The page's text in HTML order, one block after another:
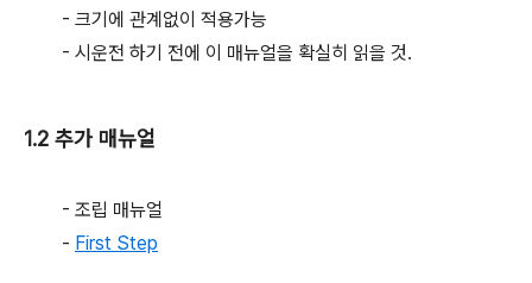
- 크기에 관계없이 적용가능
- 시운전 하기 전에 이 매뉴얼을 확실히 읽을 것.
1.2 추가 매뉴얼
- 조립 매뉴얼
- First Step